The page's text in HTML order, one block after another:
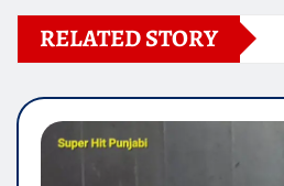
RELATED STORY